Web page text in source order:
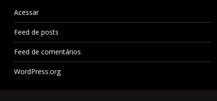
Acessar
Feed de posts
Feed de comentários
WordPress.org